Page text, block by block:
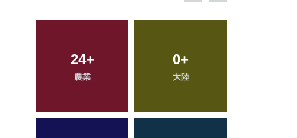
24+
農業
0+
大陸
272+
綜合新聞
151
社會